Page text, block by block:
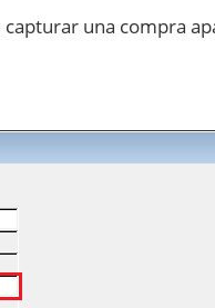
una compra